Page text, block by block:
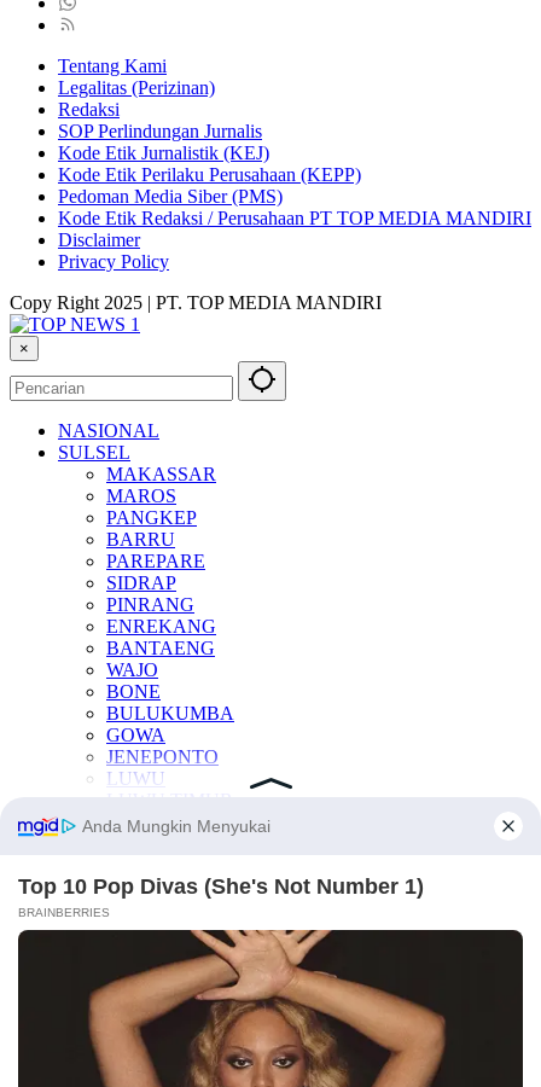
Tentang Kami
Legalitas (Perizinan)
Redaksi
SOP Perlindungan Jurnalis
Kode Etik Jurnalistik (KEJ)
Kode Etik Perilaku Perusahaan (KEPP)
Pedoman Media Siber (PMS)
Kode Etik Redaksi / Perusahaan PT TOP MEDIA MANDIRI
Disclaimer
Privacy Policy
Copy Right 2025 | PT. TOP MEDIA MANDIRI
×
NASIONAL
SULSEL
MAKASSAR
MAROS
PANGKEP
BARRU
PAREPARE
SIDRAP
PINRANG
ENREKANG
BANTAENG
WAJO
BONE
BULUKUMBA
GOWA
JENEPONTO
LUWU
LUWU UTARA
SOPPENG
TAKALAR
KESEHATAN
INTERNASIONAL
TEKNOLOGI
INDEKS BERITA
LAINNYA
Manfaat Buah
Berita Otomotif